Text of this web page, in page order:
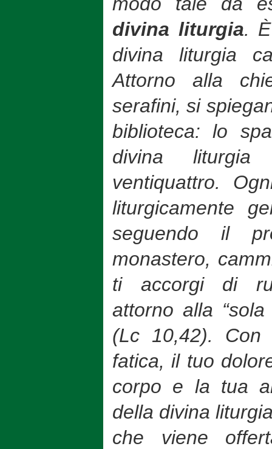
divina liturgia.
divina liturgia
Attorno alla
serafini, si
biblioteca: lo
divina
ventiquattro.
liturgicamente
seguendo il
monastero,
ti accorgi di
attorno alla
(Lc 10,42).
fatica, il tuo
corpo e la tua
della divina
che viene